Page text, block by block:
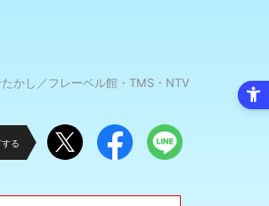
かし／フレーベル館・TMS・NTV
る